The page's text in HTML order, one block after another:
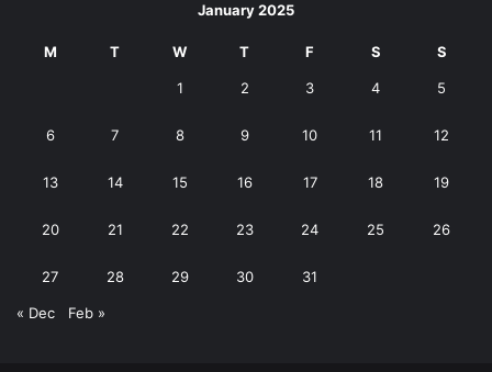
January 2025
M T W T F S S
1 2 3 4 5
6 7 8 9 10 11 12
13 14 15 16 17 18 19
20 21 22 23 24 25 26
27 28 29 30 31
« Dec Feb »